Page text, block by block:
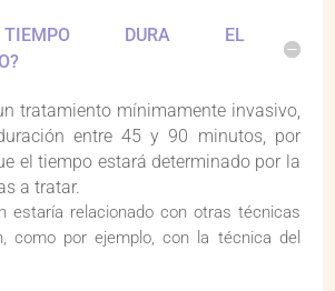
TIEMPO DURA EL
tratamiento mínimamente invasivo,
entre 45 y 90 minutos, por
el tiempo estará determinado por la
a tratar.
estaría relacionado con otras técnicas
como por ejemplo, con la técnica del